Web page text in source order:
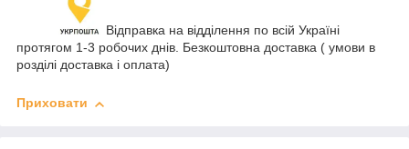
Відправка на відділення по всій Україні
протягом 1-3 робочих днів. Безкоштовна доставка ( умови в
розділі доставка і оплата)
Приховати